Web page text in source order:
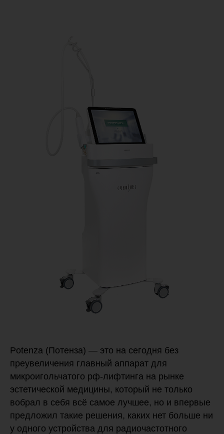
Potenza (Потенза) — это на сегодня без
преувеличения главный аппарат для
микроигольчатого рф-лифтинга на рынке
эстетической медицины, который не только
вобрал в себя всё самое лучшее, но и впервые
предложил такие решения, каких нет больше ни
у одного устройства для радиочастотного